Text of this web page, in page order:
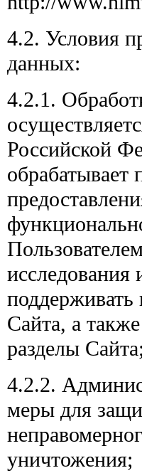
4.2. Условия
данных:
4.2.1.
Российской
обрабатывает
Сайта, а
разделы Сайта;
4.2.2.
меры для
уничтожения;